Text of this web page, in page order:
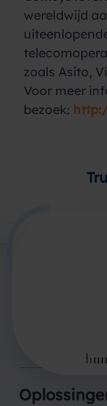
wereldwijd
zoals Asito,
Voor meer
bezoek: